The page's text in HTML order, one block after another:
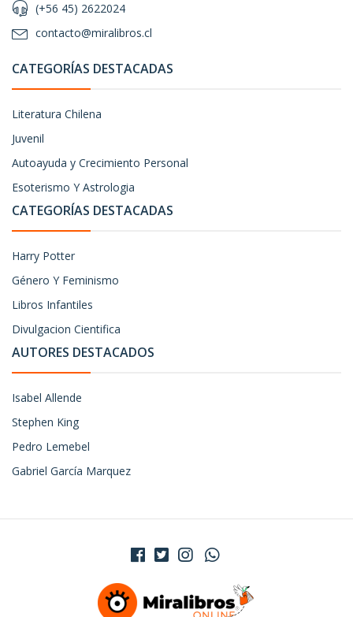
(+56 45) 2622024
contacto@miralibros.cl
CATEGORÍAS DESTACADAS
Literatura Chilena
Juvenil
Autoayuda y Crecimiento Personal
Esoterismo Y Astrologia
CATEGORÍAS DESTACADAS
Harry Potter
Género Y Feminismo
Libros Infantiles
Divulgacion Cientifica
AUTORES DESTACADOS
Isabel Allende
Stephen King
Pedro Lemebel
Gabriel García Marquez